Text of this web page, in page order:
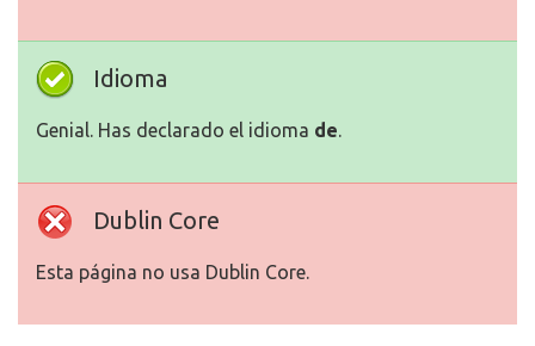
Idioma
Genial. Has declarado el idioma de.
Dublin Core
Esta página no usa Dublin Core.